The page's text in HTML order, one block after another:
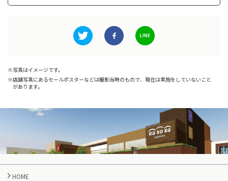
写真はイメージです。
店舗写真にあるセールポスターなどは撮影当時のもので、現在は実施をしていないこと
があります。
HOME